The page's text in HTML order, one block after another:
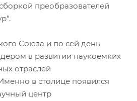
преобразователей
Союза и по сей день
в развитии наукоемких
отраслей
в столице появился
центр